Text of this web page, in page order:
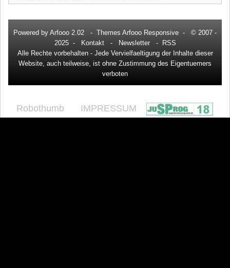
Powered by Arfooo 2.02 - Themes Arfooo Responsive - © 2007 -
2025 -
Kontakt- Newsletter-
RSS
Alle Rechte vorbehalten - Jede Vervielfaeltigung der Inhalte dieser
Website, auch teilweise, ist ohne Zustimmung des Eigentuemers
verboten
Robothumb IMPRESSUM